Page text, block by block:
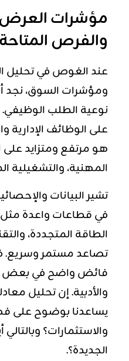
مؤشرات
والفرص المتاحة
عند الغوص في تحليل
ومؤشرات السوق، نجد
نوعية الطلب
على الوظائف الإدارية
هو مرتفع ومتزايد على
المهنية،
تشير البيانات
في قطاعات واعدة مثل
تصاعد مستمر وسريع.
فائض واضح في بعض
والأدبية. إن تحليل
يساعدنا بوضوح على
والاستثمارات؟
الجديدة؟.